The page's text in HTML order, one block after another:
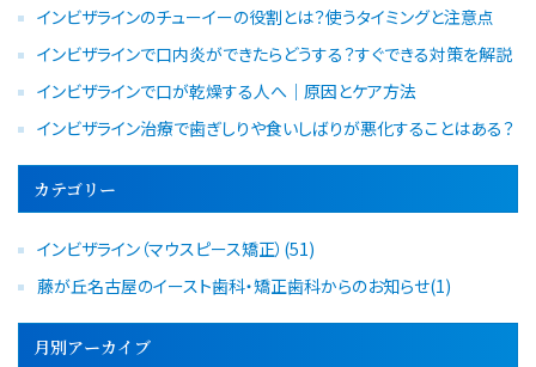
インビザラインのチューイーの役割とは？使うタイミングと注意点
インビザラインで口内炎ができたらどうする？すぐできる対策を解説
インビザラインで口が乾燥する人へ｜原因とケア方法
インビザライン治療で歯ぎしりや食いしばりが悪化することはある？
カテゴリー
インビザライン（マウスピース矯正）(51)
藤が丘名古屋のイースト歯科・矯正歯科からのお知らせ(1)
月別アーカイブ